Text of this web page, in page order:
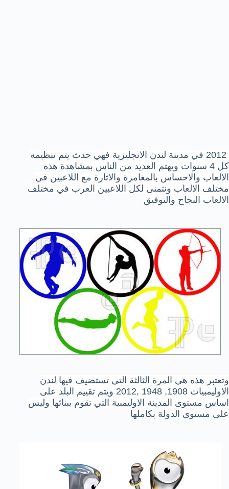
2012 في مدينة لندن الانجليزية فهي حدث يتم تنظيمه
كل 4 سنوات ويهتم العديد من الناس بمشاهدة هذه
الالعاب والاحساس بالمغامرة والاثارة مع اللاعبين في
مختلف الالعاب ونتمنى لكل اللاعبين العرب في مختلف
الالعاب النجاح والتوفيق
وتعتبر هذه هي المرة الثالثة التي تستضيف فيها لندن
الاوليمبيات 1908, 1948 ,2012 ويتم تقييم البلد على
اساس مستوى المدينة الاوليمبية التي تقوم ببنائها وليس
على مستوى الدولة بكاملها